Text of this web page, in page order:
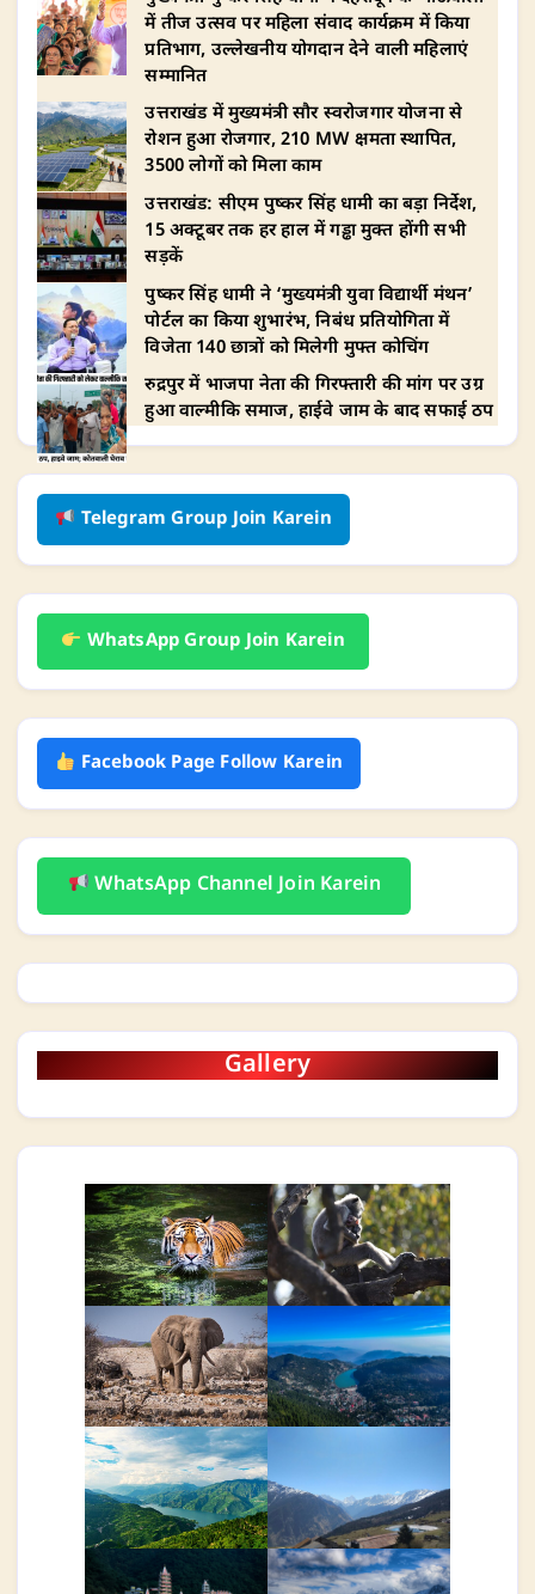
में तीज उत्सव पर महिला संवाद कार्यक्रम में किया
प्रतिभाग, उल्लेखनीय योगदान देने वाली महिलाएं
सम्मानित
उत्तराखंड में मुख्यमंत्री सौर स्वरोजगार योजना से
रोशन हुआ रोजगार, 210 MW क्षमता स्थापित,
3500 लोगों को मिला काम
उत्तराखंड: सीएम पुष्कर सिंह धामी का बड़ा निर्देश,
15 अक्टूबर तक हर हाल में गड्ढा मुक्त होंगी सभी
सड़कें
पुष्कर सिंह धामी ने ‘मुख्यमंत्री युवा विद्यार्थी मंथन’
पोर्टल का किया शुभारंभ, निबंध प्रतियोगिता में
विजेता 140 छात्रों को मिलेगी मुफ्त कोचिंग
रुद्रपुर में भाजपा नेता की गिरफ्तारी की मांग पर उग्र
हुआ वाल्मीकि समाज, हाईवे जाम के बाद सफाई ठप
Telegram Group Join Karein
WhatsApp Group Join Karein
Facebook Page Follow Karein
WhatsApp Channel Join Karein
Gallery